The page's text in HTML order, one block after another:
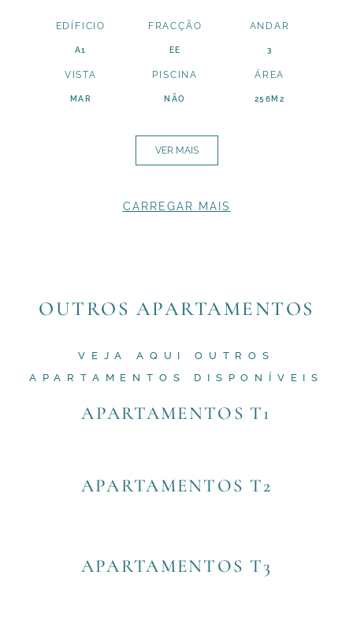
EDÍFICIO
A1
FRACÇÃO
EE
ANDAR
3
VISTA
MAR
PISCINA
NÃO
ÁREA
256M2
VER MAIS
CARREGAR MAIS
OUTROS APARTAMENTOS
VEJA AQUI OUTROS
APARTAMENTOS DISPONÍVEIS
APARTAMENTOS T1
APARTAMENTOS T2
APARTAMENTOS T3